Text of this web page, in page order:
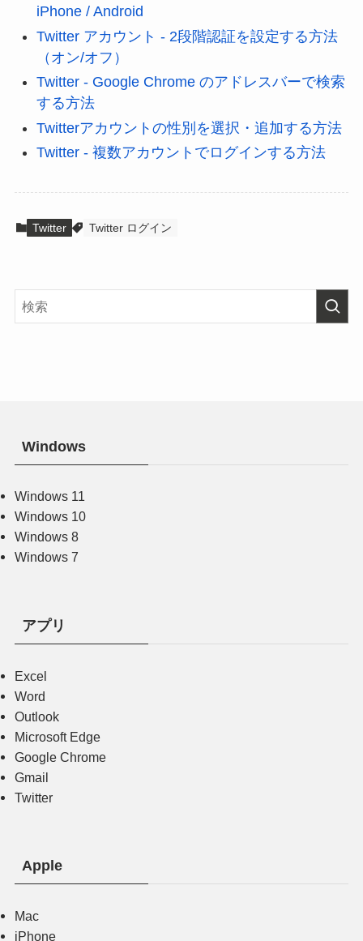
iPhone / Android
Twitter アカウント - 2段階認証を設定する方法
（オン/オフ）
Twitter - Google Chrome のアドレスバーで検索
する方法
Twitterアカウントの性別を選択・追加する方法
Twitter - 複数アカウントでログインする方法
Twitter Twitter ログイン
Windows
Windows 11
Windows 10
Windows 8
Windows 7
アプリ
Excel
Word
Outlook
Microsoft Edge
Google Chrome
Gmail
Twitter
Apple
Mac
iPhone